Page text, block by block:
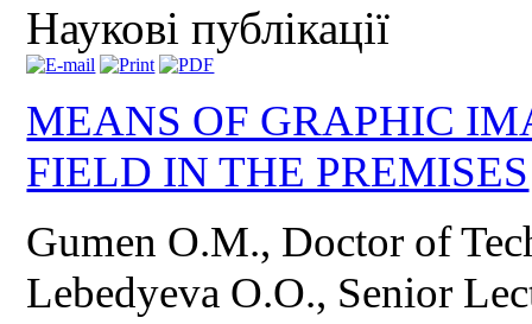
Наукові публікації
MEANS OF GRAPHIC
FIELD IN THE PREMISES
Gumen O.M., Doctor of
Lebedyeva O.O., Senior